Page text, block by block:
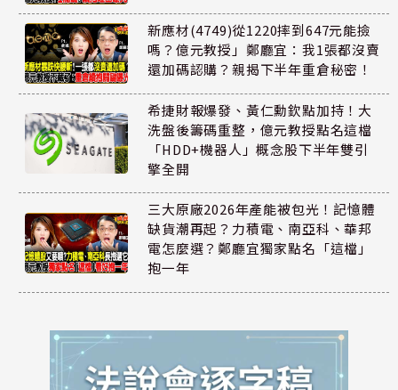
新應材(4749)從1220摔到647元能撿
嗎？億元教授」鄭廳宜：我1張都沒賣
還加碼認購？親揭下半年重倉秘密！
希捷財報爆發、黃仁勳欽點加持！大
洗盤後籌碼重整，億元教授點名這檔
「HDD+機器人」概念股下半年雙引
擎全開
三大原廠2026年產能被包光！記憶體
缺貨潮再起？力積電、南亞科、華邦
電怎麼選？鄭廳宜獨家點名「這檔」
抱一年